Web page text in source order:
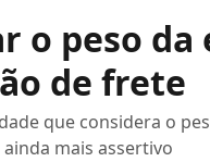
o peso da
de frete
que considera o
mais assertivo